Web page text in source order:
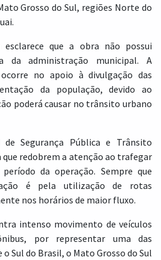
Grosso do Sul, regiões Norte do
esclarece que a obra não possui
da administração municipal. A
no apoio à divulgação das
da população, devido ao
poderá causar no trânsito urbano
de Segurança Pública e Trânsito
redobrem a atenção ao trafegar
da operação. Sempre que
é pela utilização de rotas
nos horários de maior fluxo.
intenso movimento de veículos
por representar uma das
Sul do Brasil, o Mato Grosso do Sul